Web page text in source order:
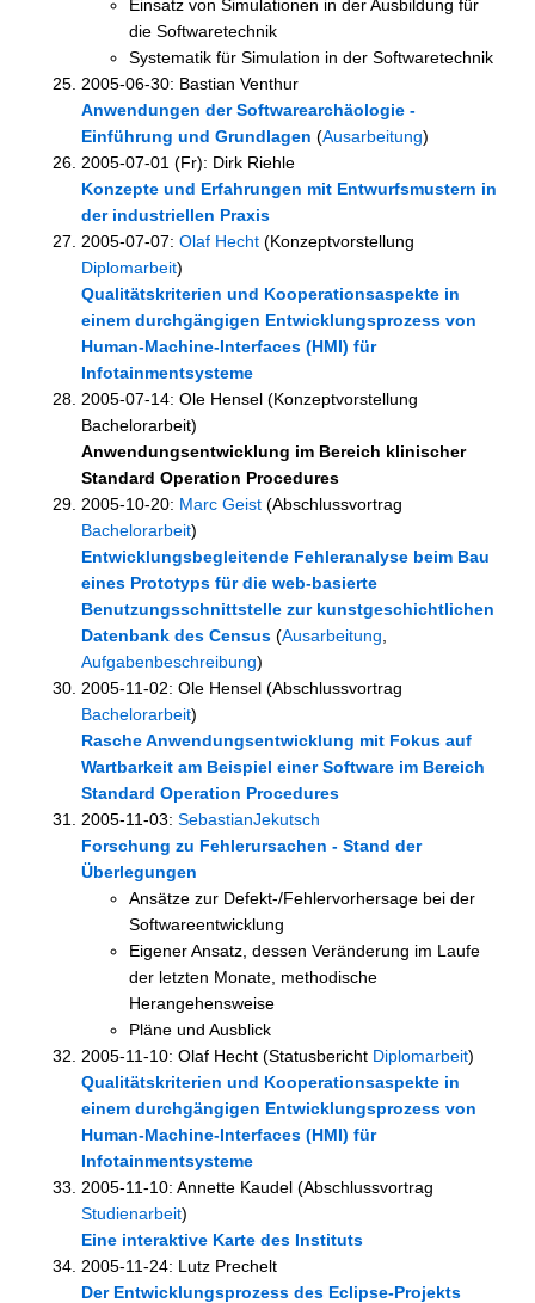
Einsatz von Simulationen in der Ausbildung für
die Softwaretechnik
Systematik für Simulation in der Softwaretechnik
2005-06-30: Bastian Venthur
Anwendungen der Softwarearchäologie -
Einführung und Grundlagen (Ausarbeitung)
2005-07-01 (Fr): Dirk Riehle
Konzepte und Erfahrungen mit Entwurfsmustern in
der industriellen Praxis
2005-07-07: Olaf Hecht (Konzeptvorstellung
Diplomarbeit)
Qualitätskriterien und Kooperationsaspekte in
einem durchgängigen Entwicklungsprozess von
Human-Machine-Interfaces (HMI) für
Infotainmentsysteme
2005-07-14: Ole Hensel (Konzeptvorstellung
Bachelorarbeit)
Anwendungsentwicklung im Bereich klinischer
Standard Operation Procedures
2005-10-20: Marc Geist (Abschlussvortrag
Bachelorarbeit)
Entwicklungsbegleitende Fehleranalyse beim Bau
eines Prototyps für die web-basierte
Benutzungsschnittstelle zur kunstgeschichtlichen
Datenbank des Census (Ausarbeitung
Aufgabenbeschreibung)
2005-11-02: Ole Hensel (Abschlussvortrag
Bachelorarbeit)
Rasche Anwendungsentwicklung mit Fokus auf
Wartbarkeit am Beispiel einer Software im Bereich
Standard Operation Procedures
2005-11-03: SebastianJekutsch
Forschung zu Fehlerursachen - Stand der
Überlegungen
Ansätze zur Defekt-/Fehlervorhersage bei der
Softwareentwicklung
Eigener Ansatz, dessen Veränderung im Laufe
der letzten Monate, methodische
Herangehensweise
Pläne und Ausblick
2005-11-10: Olaf Hecht (Statusbericht Diplomarbeit)
Qualitätskriterien und Kooperationsaspekte in
einem durchgängigen Entwicklungsprozess von
Human-Machine-Interfaces (HMI) für
Infotainmentsysteme
2005-11-10: Annette Kaudel (Abschlussvortrag
Studienarbeit)
Eine interaktive Karte des Instituts
2005-11-24: Lutz Prechelt
Der Entwicklungsprozess des Eclipse-Projekts